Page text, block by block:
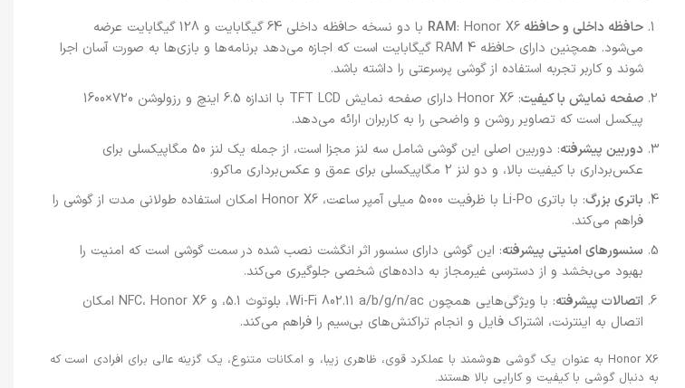
حافظه داخلی و حافظه RAM
: Honor X6 با دو نسخه حافظه داخلی 64 گیگابایت و 128 گیگابایت عرضه
می‌شود. همچنین دارای حافظه RAM 4 گیگابایت است که اجازه می‌دهد برنامه‌ها و بازی‌ها به صورت آسان اجرا
شوند و کاربر تجربه استفاده از گوشی پرسرعتی را داشته باشد.
صفحه نمایش با کیفیت
: Honor X6 دارای صفحه نمایش TFT LCD با اندازه 6.5 اینچ و رزولوشن 720×1600
پیکسل است که تصاویر روشن و واضحی را به کاربران ارائه می‌دهد.
دوربین پیشرفته
: دوربین اصلی این گوشی شامل سه لنز مجزا است، از جمله یک لنز 50 مگاپیکسلی برای
عکس‌برداری با کیفیت بالا، و دو لنز 2 مگاپیکسلی برای عمق و عکس‌برداری ماکرو.
باتری بزرگ
: با باتری Li-Po با ظرفیت 5000 میلی آمپر ساعت، Honor X6 امکان استفاده طولانی مدت از گوشی را
فراهم می‌کند.
سنسورهای امنیتی پیشرفته: این گوشی دارای سنسور اثر انگشت نصب شده در سمت گوشی است که امنیت را
بهبود می‌بخشد و از دسترسی غیرمجاز به داده‌های شخصی جلوگیری می‌کند.
اتصالات پیشرفته
: با ویژگی‌هایی همچون Wi-Fi 802.11 a/b/g/n/ac، بلوتوث 5.1، و NFC، Honor X6 امکان
اتصال به اینترنت، اشتراک فایل و انجام تراکنش‌های بی‌سیم را فراهم می‌کند.
Honor X6 به عنوان یک گوشی هوشمند با عملکرد قوی، ظاهری زیبا، و امکانات متنوع، یک گزینه عالی برای افرادی است که
به دنبال گوشی با کیفیت و کارایی بالا هستند.